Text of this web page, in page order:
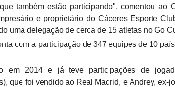
também estão participando", comentou ao
e proprietário do Cáceres Esporte
uma delegação de cerca de 15 atletas no Go
com a participação de 347 equipes de 10
em 2014 e já teve participações de
que foi vendido ao Real Madrid, e Andrey, ex-